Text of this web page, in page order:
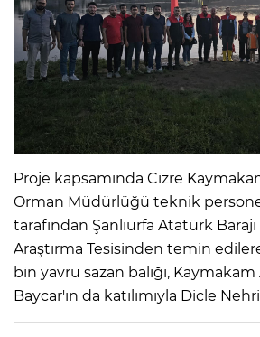
Proje kapsamında Cizre
Orman Müdürlüğü teknik
tarafından Şanlıurfa Atatürk
Araştırma Tesisinden temin
bin yavru sazan balığı,
Baycar'ın da katılımıyla Dicle